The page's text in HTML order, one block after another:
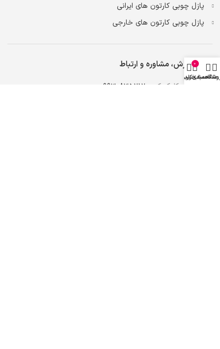
پازل چوبی کارتون های ایرانی
پازل چوبی کارتون های خارجی
برای سفارش، مشاوره و ارتباط
روی شماره کلیک کنید 09930835212
علاقه مندی
0
سبد خرید
حساب کاربری من